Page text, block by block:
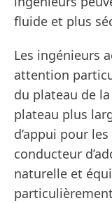
fluide et plus
Les ingénieurs
attention
du plateau de
plateau plus
d’appui pour
conducteur
naturelle et